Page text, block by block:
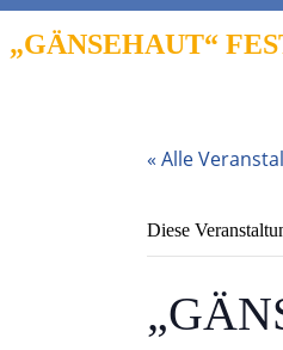
„GÄNSEHAUT“
« Alle
Diese